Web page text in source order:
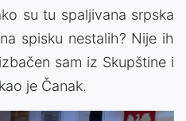
su tu spaljivana srpska
spisku nestalih? Nije ih
sam iz Skupštine i
je Čanak.